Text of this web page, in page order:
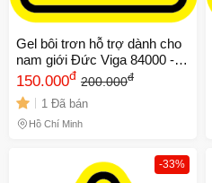
Gel bôi trơn hỗ trợ dành cho
nam giới Đức Viga 84000 -
Chai 45ml
150.000đ 200.000đ
1 Đã bán
Hồ Chí Minh
-33%